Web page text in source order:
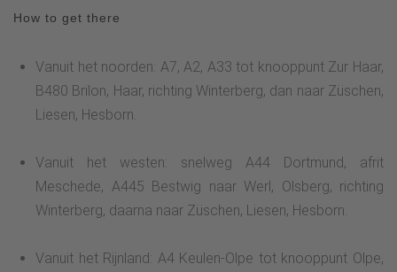
How to get there
Vanuit het noorden: A7, A2, A33 tot knooppunt Zur Haar,
B480 Brilon, Haar, richting Winterberg, dan naar Züschen,
Liesen, Hesborn.
Vanuit het westen: snelweg A44 Dortmund, afrit
Meschede, A445 Bestwig naar Werl, Olsberg, richting
Winterberg, daarna naar Züschen, Liesen, Hesborn.
Vanuit het Rijnland: A4 Keulen-Olpe tot knooppunt Olpe,